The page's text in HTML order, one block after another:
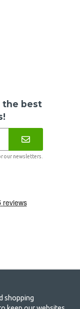
the best
our newsletters.
shopping